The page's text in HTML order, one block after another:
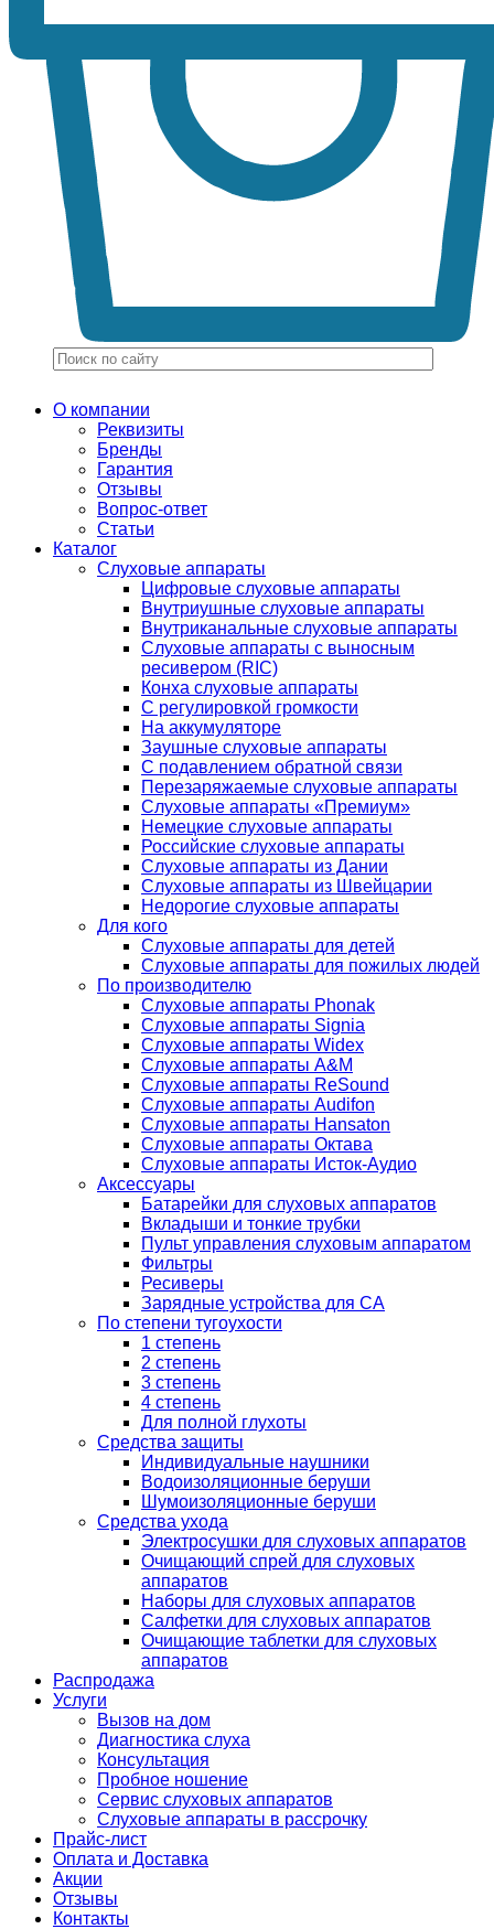
О компании
Реквизиты
Бренды
Гарантия
Отзывы
Вопрос-ответ
Статьи
Каталог
Слуховые аппараты
Цифровые слуховые аппараты
Внутриушные слуховые аппараты
Внутриканальные слуховые аппараты
Слуховые аппараты с выносным
ресивером (RIC)
Конха слуховые аппараты
С регулировкой громкости
На аккумуляторе
Заушные слуховые аппараты
C подавлением обратной связи
Перезаряжаемые слуховые аппараты
Слуховые аппараты «Премиум»
Немецкие слуховые аппараты
Российские слуховые аппараты
Слуховые аппараты из Дании
Слуховые аппараты из Швейцарии
Недорогие слуховые аппараты
Для кого
Слуховые аппараты для детей
Слуховые аппараты для пожилых людей
По производителю
Слуховые аппараты Phonak
Слуховые аппараты Signia
Слуховые аппараты Widex
Слуховые аппараты A&M
Слуховые аппараты ReSound
Слуховые аппараты Audifon
Слуховые аппараты Hansaton
Слуховые аппараты Октава
Слуховые аппараты Исток-Аудио
Аксессуары
Батарейки для слуховых аппаратов
Вкладыши и тонкие трубки
Пульт управления слуховым аппаратом
Фильтры
Ресиверы
Зарядные устройства для СА
По степени тугоухости
1 степень
2 степень
3 степень
4 степень
Для полной глухоты
Средства защиты
Индивидуальные наушники
Водоизоляционные беруши
Шумоизоляционные беруши
Средства ухода
Электросушки для слуховых аппаратов
Очищающий спрей для слуховых
аппаратов
Наборы для слуховых аппаратов
Салфетки для слуховых аппаратов
Очищающие таблетки для слуховых
аппаратов
Распродажа
Услуги
Вызов на дом
Диагностика слуха
Консультация
Пробное ношение
Сервис слуховых аппаратов
Слуховые аппараты в рассрочку
Прайс-лист
Оплата и Доставка
Акции
Отзывы
Контакты